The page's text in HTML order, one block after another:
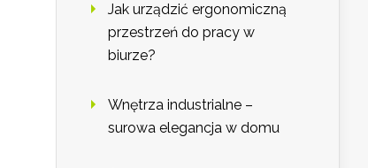
Jak urządzić ergonomiczną
przestrzeń do pracy w
biurze?
Wnętrza industrialne –
surowa elegancja w domu